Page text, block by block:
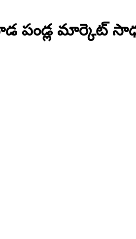
పండ్ల మార్కెట్